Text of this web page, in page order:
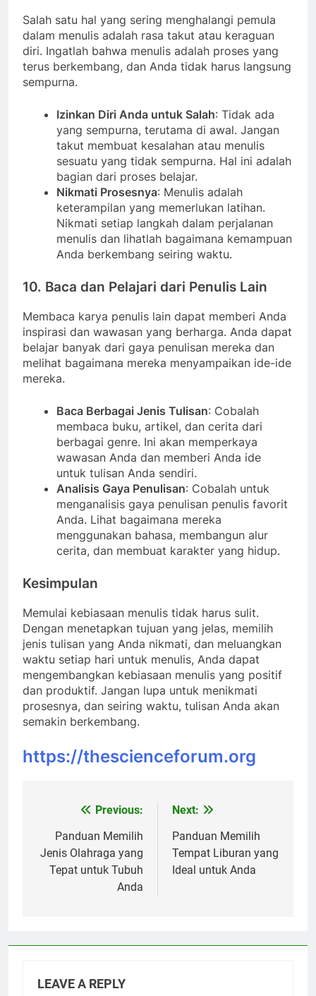
Salah satu hal yang sering menghalangi pemula
dalam menulis adalah rasa takut atau keraguan
diri. Ingatlah bahwa menulis adalah proses yang
terus berkembang, dan Anda tidak harus langsung
sempurna.
Izinkan Diri Anda untuk Salah: Tidak ada
yang sempurna, terutama di awal. Jangan
takut membuat kesalahan atau menulis
sesuatu yang tidak sempurna. Hal ini adalah
bagian dari proses belajar.
Nikmati Prosesnya: Menulis adalah
keterampilan yang memerlukan latihan.
Nikmati setiap langkah dalam perjalanan
menulis dan lihatlah bagaimana kemampuan
Anda berkembang seiring waktu.
10. Baca dan Pelajari dari Penulis Lain
Membaca karya penulis lain dapat memberi Anda
inspirasi dan wawasan yang berharga. Anda dapat
belajar banyak dari gaya penulisan mereka dan
melihat bagaimana mereka menyampaikan ide-ide
mereka.
Baca Berbagai Jenis Tulisan: Cobalah
membaca buku, artikel, dan cerita dari
berbagai genre. Ini akan memperkaya
wawasan Anda dan memberi Anda ide
untuk tulisan Anda sendiri.
Analisis Gaya Penulisan: Cobalah untuk
menganalisis gaya penulisan penulis favorit
Anda. Lihat bagaimana mereka
menggunakan bahasa, membangun alur
cerita, dan membuat karakter yang hidup.
Kesimpulan
Memulai kebiasaan menulis tidak harus sulit.
Dengan menetapkan tujuan yang jelas, memilih
jenis tulisan yang Anda nikmati, dan meluangkan
waktu setiap hari untuk menulis, Anda dapat
mengembangkan kebiasaan menulis yang positif
dan produktif. Jangan lupa untuk menikmati
prosesnya, dan seiring waktu, tulisan Anda akan
semakin berkembang.
https://thescienceforum.org
navigation
Previous:
Panduan Memilih
Jenis Olahraga yang
Tepat untuk Tubuh
Anda
Next:
Panduan Memilih
Tempat Liburan yang
Ideal untuk Anda
LEAVE A REPLY